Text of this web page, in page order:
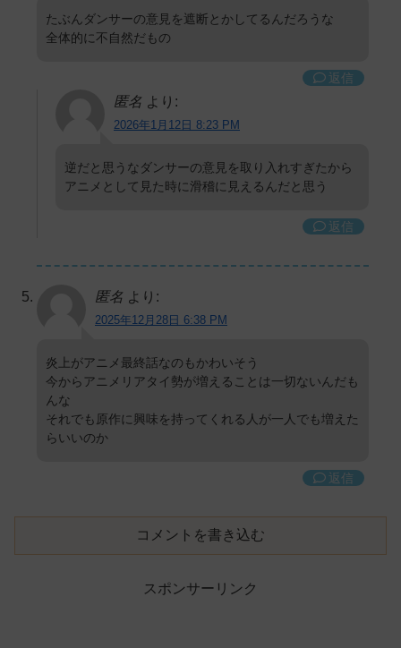
たぶんダンサーの意見を遮断とかしてるんだろうな
全体的に不自然だもの
返信
匿名 より:
2026年1月12日 8:23 PM
逆だと思うなダンサーの意見を取り入れすぎたから
アニメとして見た時に滑稽に見えるんだと思う
返信
匿名 より:
2025年12月28日 6:38 PM
炎上がアニメ最終話なのもかわいそう
今からアニメリアタイ勢が増えることは一切ないんだも
んな
それでも原作に興味を持ってくれる人が一人でも増えた
らいいのか
返信
コメントを書き込む
スポンサーリンク